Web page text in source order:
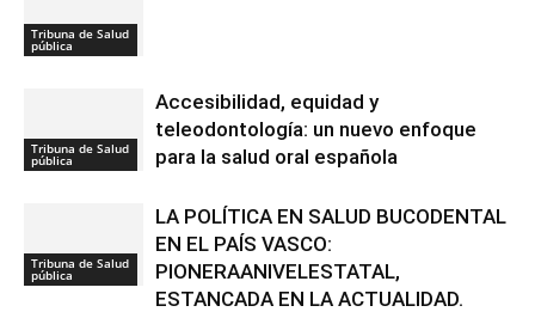
Tribuna de Salud
pública
Tribuna de Salud
pública
Accesibilidad, equidad y
teleodontología: un nuevo enfoque
para la salud oral española
Tribuna de Salud
pública
LA POLÍTICA EN SALUD BUCODENTAL
EN EL PAÍS VASCO:
PIONERAANIVELESTATAL,
ESTANCADA EN LA ACTUALIDAD.